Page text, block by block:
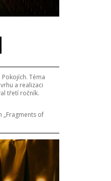
Téma
a realizaci
třetí ročník.
„Fragments of